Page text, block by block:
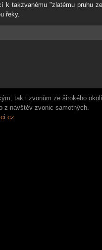
k takzvanému "zlatému pruhu
řeky.
tak i zvonům ze širokého
z návštěv zvonic samotných.